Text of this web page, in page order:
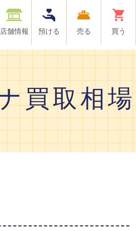
店舗情報 預ける 売る 買う
買取相場